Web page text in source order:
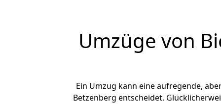
Umzüge von
Ein Umzug kann eine aufregende,
Betzenberg entscheidet.